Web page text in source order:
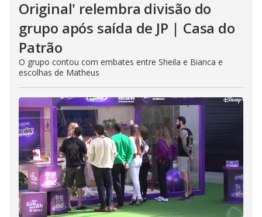
Original' relembra divisão do
grupo após saída de JP | Casa do
Patrão
O grupo contou com embates entre Sheila e Bianca e
escolhas de Matheus